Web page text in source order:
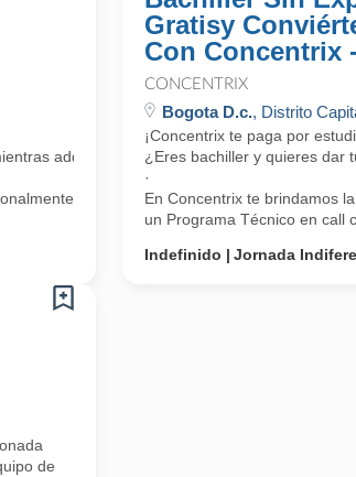
adquieres competencias bilingües?
a través de
Gratisy
Con Concentrix
CONCENTRIX
Bogota D.c., Distrito
¡Concentrix te paga por
¿Eres bachiller y quieres dar
·
En Concentrix te brindamos
un Programa Técnico en call
Indefinido
Jornada
de